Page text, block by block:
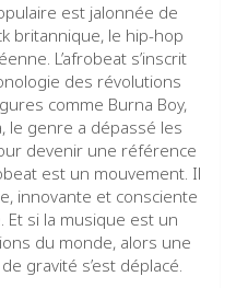
est jalonnée de
britannique, le hip-hop
L’afrobeat s’inscrit
des révolutions
comme Burna Boy,
le genre a dépassé les
devenir une référence
est un mouvement. Il
innovante et consciente
Et si la musique est un
du monde, alors une
gravité s’est déplacé.